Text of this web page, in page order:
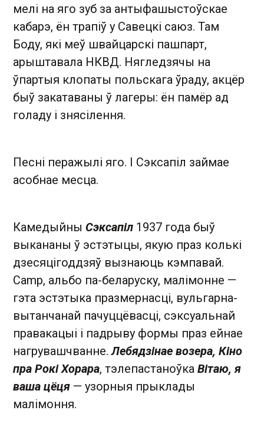
мелі на яго зуб за антыфашыстоўскае
кабарэ, ён трапіў у Савецкі саюз. Там
Боду, які меў швайцарскі пашпарт,
арыштавала НКВД. Нягледзячы на
ўпартыя клопаты польскага ўраду, акцёр
быў закатаваны ў лагеры: ён памёр ад
голаду і знясілення.
Песні перажылі яго. І Сэксапіл займае
асобнае месца.
Камедыйны Сэксапіл 1937 года быў
выкананы ў эстэтыцы, якую праз колькі
дзесяцігоддзяў вызнаюць кэмпавай.
Camp, альбо па-беларуску, малімонне —
гэта эстэтыка празмернасці, вульгарна-
вытанчанай пачуццёвасці, сэксуальнай
правакацыі і падрыву формы праз ейнае
нагрувашчванне. Лебядзінае возера, Кіно
пра Рокі Хорара, тэлепастаноўка Вітаю, я
ваша цёця — узорныя прыклады
малімоння.